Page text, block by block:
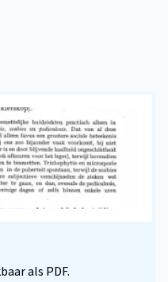
als PDF.